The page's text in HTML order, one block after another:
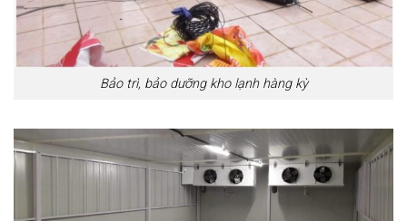
Bảo trì, bảo dưỡng kho lạnh hàng kỳ